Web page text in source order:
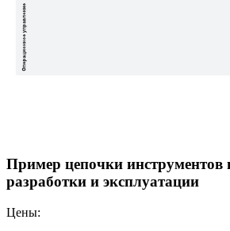
Пример цепочки инструментов
разработки и эксплуатации
Цены: